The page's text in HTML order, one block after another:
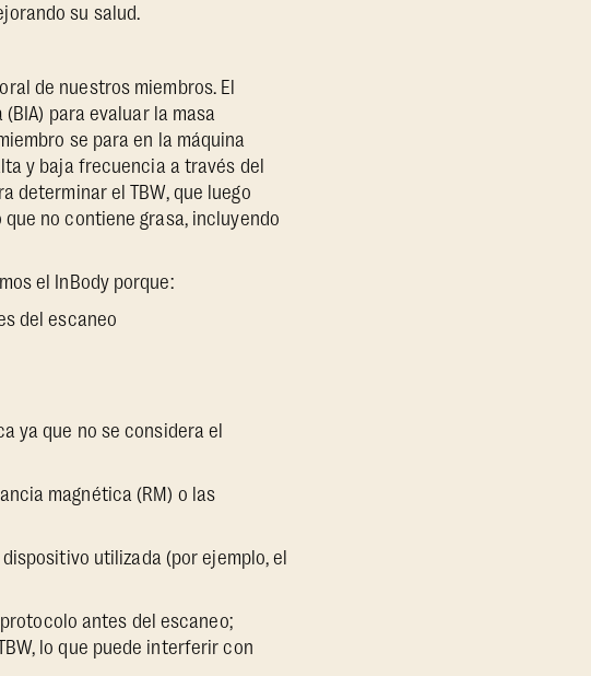
su salud.
de nuestros miembros. El
para evaluar la masa
se para en la máquina
y baja frecuencia a través del
determinar el TBW, que luego
no contiene grasa, incluyendo
el InBody porque:
del escaneo
ya que no se considera el
magnética (RM) o las
utilizada (por ejemplo, el
antes del escaneo;
lo que puede interferir con